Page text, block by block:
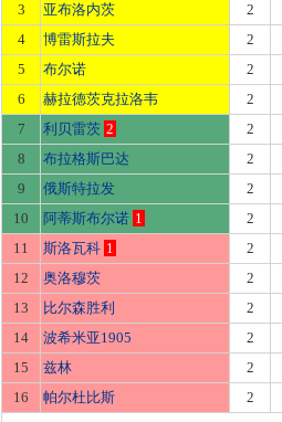
3
亚布洛内茨
2
4
博雷斯拉夫
2
5
布尔诺
2
6
赫拉德茨克拉洛韦
2
7
利贝雷茨 2
2
8
布拉格斯巴达
2
9
俄斯特拉发
2
10
阿蒂斯布尔诺 1
2
11
斯洛瓦科 1
2
12
奥洛穆茨
2
13
比尔森胜利
2
14
波希米亚1905
2
15
兹林
2
16
帕尔杜比斯 2